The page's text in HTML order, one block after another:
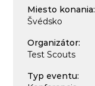
Miesto konania:
Švédsko
Organizátor:
Test Scouts
Typ eventu: